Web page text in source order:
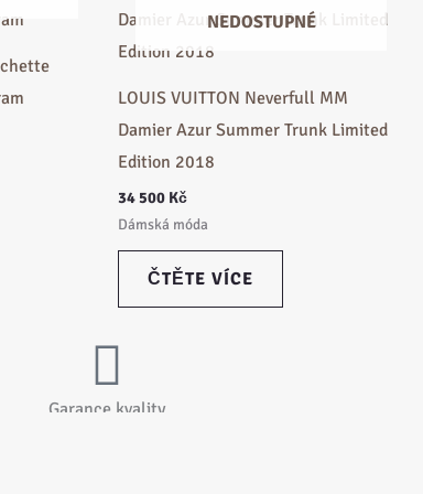
NEDOSTUPNÉ
LOUIS VUITTON Neverfull MM
Damier Azur Summer Trunk Limited
Edition 2018
34 500 Kč
Dámská móda
ČTĚTE VÍCE
Garance kvality